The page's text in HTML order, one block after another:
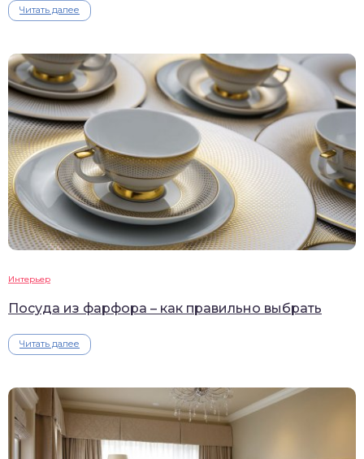
Читать далее
Интерьер
Посуда из фарфора – как правильно выбрать
Читать далее